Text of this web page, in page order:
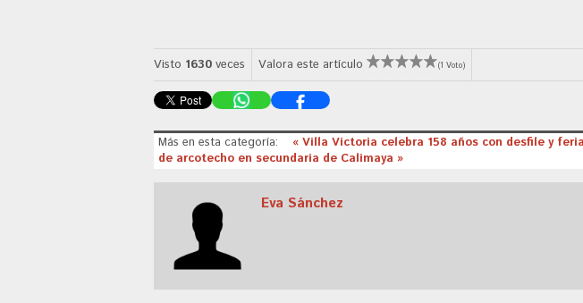
Visto 1630 veces Valora este artículo (1 Voto)
Más en esta categoría: « Villa Victoria celebra 158 años con desfile y
de arcotecho en secundaria de Calimaya »
Eva Sánchez